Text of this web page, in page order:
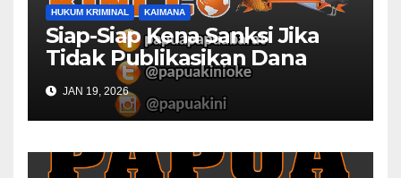
HUKUM KRIMINAL KAIMANA
Siap-Siap Kena Sanksi Jika
Tidak Publikasikan Dana
Desa
JAN 19, 2026